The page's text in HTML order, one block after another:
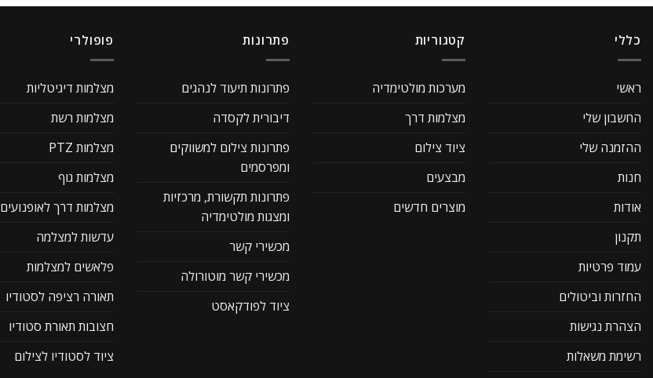
כללי
ראשי
החשבון שלי
ההזמנה שלי
חנות
אודות
תקנון
עמוד פרטיות
החזרות וביטולים
הצהרת נגישות
רשימת משאלות
קטגוריות
מערכות מולטימדיה
מצלמות דרך
ציוד צילום
מבצעים
מוצרים חדשים
פתרונות
פתרונות תיעוד לנהגים
דיבורית לקסדה
פתרונות צילום למשווקים
ומפרסמים
פתרונות תקשורת, מרכזיות
ומצגות מולטימדיה
מכשירי קשר
מכשירי קשר מוטורולה
ציוד לפודקאסט
פופולרי
מצלמות דיגיטליות
מצלמות רשת
מצלמות PTZ
מצלמות גוף
מצלמות דרך לאופנועים
עדשות למצלמה
פלאשים למצלמות
תאורה רציפה לסטודיו
חצובות תאורת סטודיו
ציוד לסטודיו לצילום